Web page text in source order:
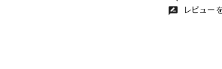
rate_review レビュー